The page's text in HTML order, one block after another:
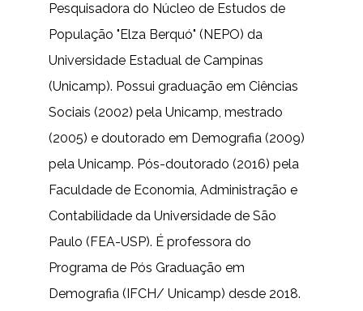
Pesquisadora do Núcleo de Estudos de
População "Elza Berquó" (NEPO) da
Universidade Estadual de Campinas
(Unicamp). Possui graduação em Ciências
Sociais (2002) pela Unicamp, mestrado
(2005) e doutorado em Demografia (2009)
pela Unicamp. Pós-doutorado (2016) pela
Faculdade de Economia, Administração e
Contabilidade da Universidade de São
Paulo (FEA-USP). É professora do
Programa de Pós Graduação em
Demografia (IFCH/ Unicamp) desde 2018.